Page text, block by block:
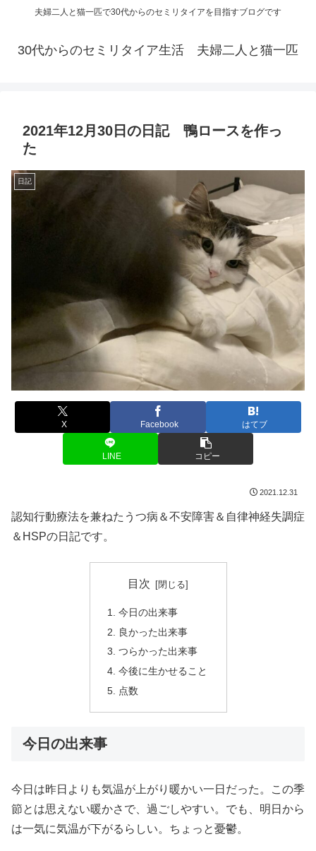
夫婦二人と猫一匹で30代からのセミリタイアを目指すブログです
30代からのセミリタイア生活 夫婦二人と猫一匹
2021年12月30日の日記 鴨ロースを作っ
た
日記
X Facebook はてブ
LINE コピー
2021.12.31
認知行動療法を兼ねたうつ病＆不安障害＆自律神経失調症
＆HSPの日記です。
目次
今日の出来事
良かった出来事
つらかった出来事
今後に生かせること
点数
今日の出来事
今日は昨日よりも気温が上がり暖かい一日だった。この季
節とは思えない暖かさで、過ごしやすい。でも、明日から
は一気に気温が下がるらしい。ちょっと憂鬱。